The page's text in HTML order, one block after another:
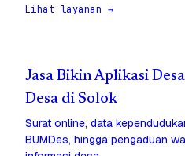
Lihat layanan →
Jasa Bikin Aplikasi
Desa di Solok
Surat online, data
BUMDes, hingga pengaduan